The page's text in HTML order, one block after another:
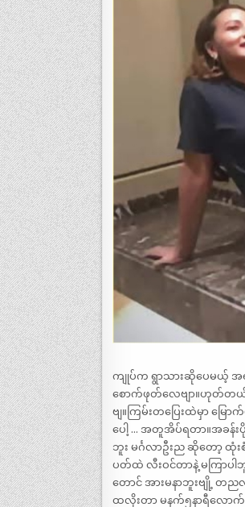
ကျုပ်က ရွာသားဆိုပေမယ့်
စောက်ဖုတ်လေဗျာ။ဟုတ်တ
ဗျ။ကြမ်းတပြေးထဲမှာ မြ
ပေါ့ … အတူအိပ်ရတာ။အခန်
ဘူး မင်္ဂလာဦးည ဆိုတော့ ထုံ
ပတ်ထဲ လီးဝင်တာနဲ့ မကြာပါဘူ
တောင် အားမနာဘူးဗျို့ တည
ထလိုးတာ မနက်၅နာရီလောက်မှ